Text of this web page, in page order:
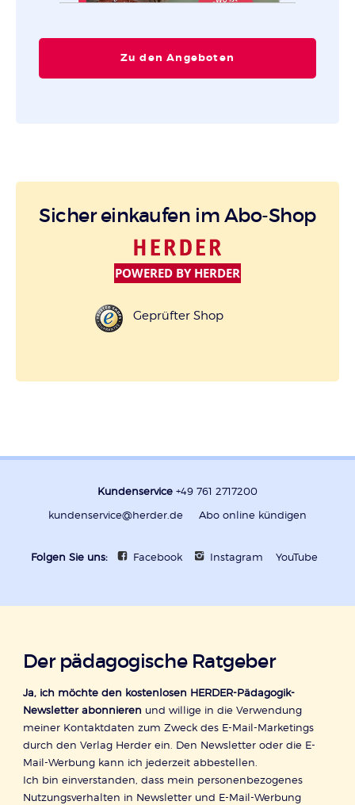
Zu den Angeboten
Sicher einkaufen im Abo-Shop
POWERED BY HERDER
Geprüfter Shop
Kundenservice +49 761 2717200
kundenservice@herder.de
Abo online kündigen
Folgen Sie uns: Facebook Instagram YouTube
Der pädagogische Ratgeber
Ja, ich möchte den kostenlosen HERDER-Pädagogik-
Newsletter abonnieren und willige in die Verwendung
meiner Kontaktdaten zum Zweck des E-Mail-Marketings
durch den Verlag Herder ein. Den Newsletter oder die E-
Mail-Werbung kann ich jederzeit abbestellen.
Ich bin einverstanden, dass mein personenbezogenes
Nutzungsverhalten in Newsletter und E-Mail-Werbung